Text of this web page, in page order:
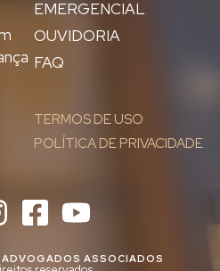
EMERGENCIAL
OUVIDORIA
FAQ
TERMOS DE USO
POLÍTICA DE PRIVACIDADE
ASSOCIADOS